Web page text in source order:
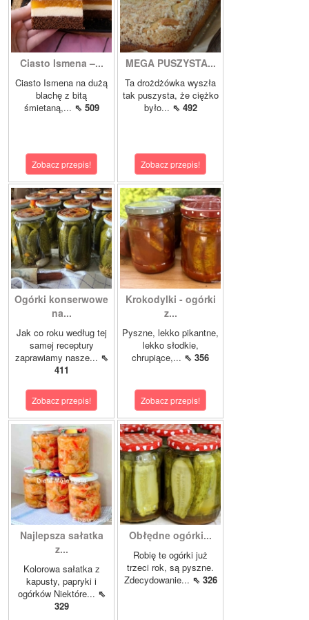
Ciasto Ismena –...
Ciasto Ismena na dużą
blachę z bitą
śmietaną,... ⇖ 509
Zobacz przepis!
MEGA PUSZYSTA...
Ta drożdżówka wyszła
tak puszysta, że ciężko
było... ⇖ 492
Zobacz przepis!
Ogórki konserwowe
na...
Jak co roku według tej
samej receptury
zaprawiamy nasze... ⇖
411
Zobacz przepis!
Krokodylki - ogórki
z...
Pyszne, lekko pikantne,
lekko słodkie,
chrupiące,... ⇖ 356
Zobacz przepis!
Najlepsza sałatka
z...
Kolorowa sałatka z
kapusty, papryki i
ogórków Niektóre... ⇖
329
Obłędne ogórki...
Robię te ogórki już
trzeci rok, są pyszne.
Zdecydowanie... ⇖ 326